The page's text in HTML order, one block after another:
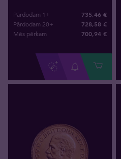
Pārdodam 1+ 735,46 €
Pārdodam 20+ 728,58 €
Mēs pērkam 700,94 €